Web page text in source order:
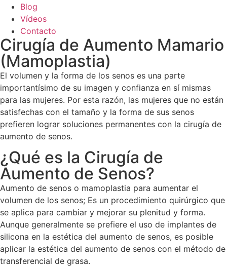
Blog
Vídeos
Contacto
Cirugía de Aumento Mamario
(Mamoplastia)
El volumen y la forma de los senos es una parte
importantísimo de su imagen y confianza en sí mismas
para las mujeres. Por esta razón, las mujeres que no están
satisfechas con el tamaño y la forma de sus senos
prefieren lograr soluciones permanentes con la cirugía de
aumento de senos.
¿Qué es la Cirugía de
Aumento de Senos?
Aumento de senos o mamoplastia para aumentar el
volumen de los senos; Es un procedimiento quirúrgico que
se aplica para cambiar y mejorar su plenitud y forma.
Aunque generalmente se prefiere el uso de implantes de
silicona en la estética del aumento de senos, es posible
aplicar la estética del aumento de senos con el método de
transferencial de grasa.